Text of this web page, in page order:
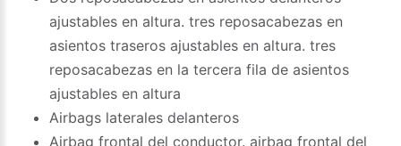
ajustables en altura. tres reposacabezas en
asientos traseros ajustables en altura. tres
reposacabezas en la tercera fila de asientos
ajustables en altura
Airbags laterales delanteros
Airbag frontal del conductor. airbag frontal del